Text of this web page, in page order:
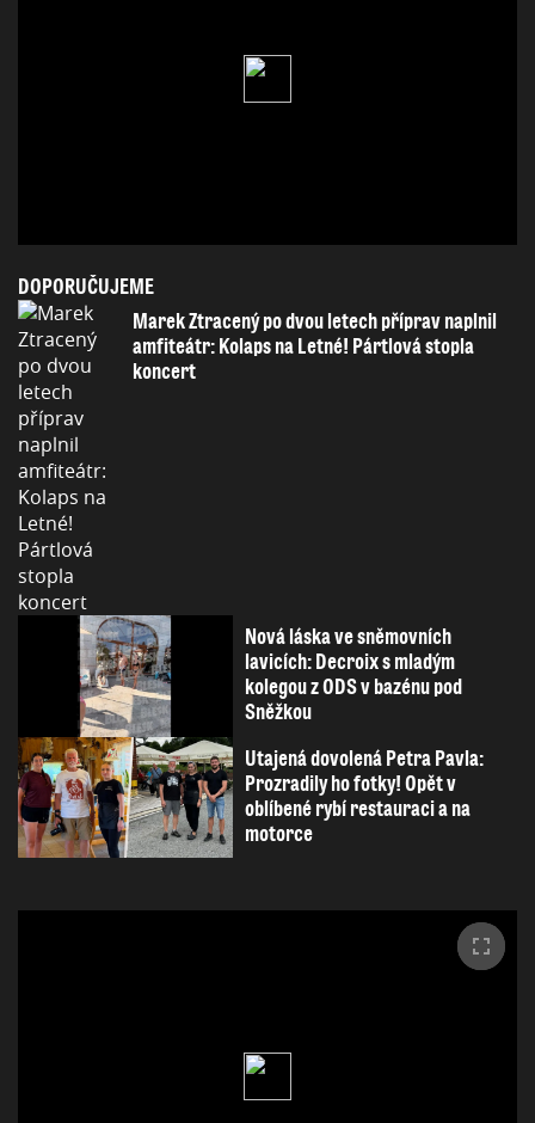
DOPORUČUJEME
Marek Ztracený po dvou letech příprav naplnil
amfiteátr: Kolaps na Letné! Pártlová stopla
koncert
Nová láska ve sněmovních
lavicích: Decroix s mladým
kolegou z ODS v bazénu pod
Sněžkou
Utajená dovolená Petra Pavla:
Prozradily ho fotky! Opět v
oblíbené rybí restauraci a na
motorce